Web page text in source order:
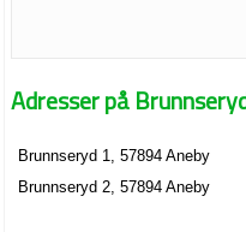
Adresser på
Brunnseryd 1, 57894 Aneby
Brunnseryd 2, 57894 Aneby